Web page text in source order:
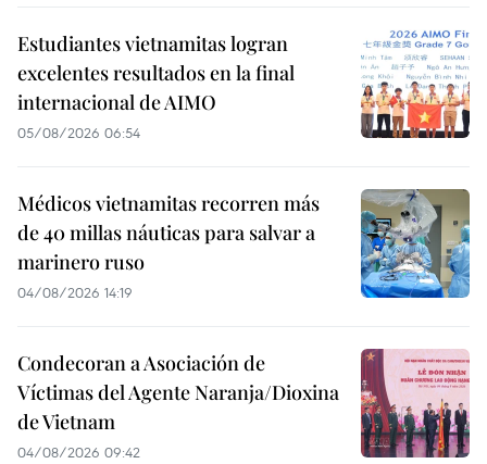
Estudiantes vietnamitas logran
excelentes resultados en la final
internacional de AIMO
05/08/2026 06:54
Médicos vietnamitas recorren más
de 40 millas náuticas para salvar a
marinero ruso
04/08/2026 14:19
Condecoran a Asociación de
Víctimas del Agente Naranja/Dioxina
de Vietnam
04/08/2026 09:42